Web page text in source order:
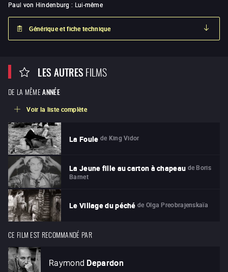
Paul von Hindenburg : Lui-même
Générique et fiche technique
LES AUTRESFILMS
DE LA MÊME ANNÉE
Voir la liste complète
La Foule de King Vidor
La Jeune fille au carton à chapeau de Boris
Barnet
Le Village du péché de Olga Preobrajenskaïa
CE FILM EST RECOMMANDÉ PAR
Raymond Depardon